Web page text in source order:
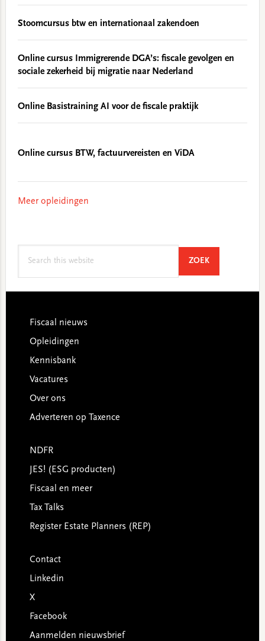
Stoomcursus btw en internationaal zakendoen
Online cursus Immigrerende DGA’s: fiscale gevolgen en
sociale zekerheid bij migratie naar Nederland
Online Basistraining AI voor de fiscale praktijk
Online cursus BTW, factuurvereisten en ViDA
Meer opleidingen
ZOEKSEARCH
Footer
Fiscaal nieuws
Opleidingen
Kennisbank
Vacatures
Over ons
Adverteren op Taxence
NDFR
JES! (ESG producten)
Fiscaal en meer
Tax Talks
Register Estate Planners (REP)
Contact
Linkedin
X
Facebook
Aanmelden nieuwsbrief